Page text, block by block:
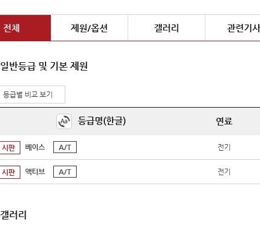
전체 제원/옵션 갤러리 관련기사
일반등급 및 기본 제원
등급별 비교 보기
등급명(한글) 연료
시판 베이스 A/T 전기
시판 액티브 A/T 전기
갤러리